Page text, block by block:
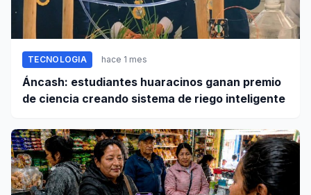
TECNOLOGIA hace 1 mes
Áncash: estudiantes huaracinos ganan premio
de ciencia creando sistema de riego inteligente